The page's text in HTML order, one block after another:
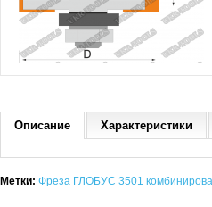
Описание Характеристики
Метки: Фреза ГЛОБУС 3501